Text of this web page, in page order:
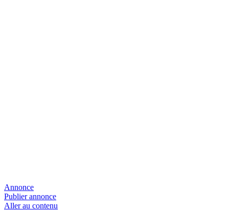
Annonce
Publier annonce
Aller au contenu